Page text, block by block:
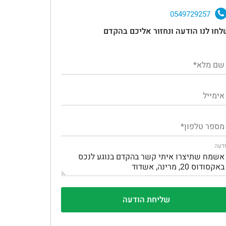
0549729257
לנו הודעה ונחזור אליכם בהקדם